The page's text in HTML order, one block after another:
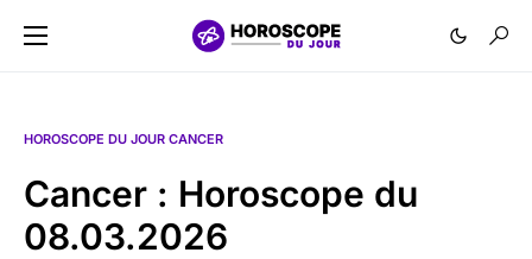
HOROSCOPE DU JOUR CANCER
Cancer : Horoscope du
08.03.2026